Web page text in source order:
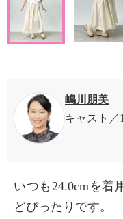
嶋川朋美
キャスト
いつも24.0cmを着
どぴったりです。